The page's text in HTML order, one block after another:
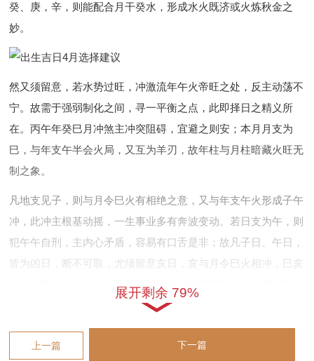
癸、庚，辛，则能配合月干癸水，形成水火既济或火炼秋金之
妙。
然又须留意，若水势过旺，冲激流年午火帝旺之处，反主动荡不
宁。故需于强弱制化之间，寻一平衡之点，此即择日之精义所
在。丙午年癸巳月冲煞主冲突阻碍，宜避之则安；本月月支为
巳，与年支午半会火局，又互为羊刃，故年柱与月柱暗藏火旺无
制之象。
凡地支见子，则与月令巳火有相绝之意，又与年支午火形成子午
冲，此冲主根基动摇，一生事业多有奔波变动。若日支为午，则
犯午午自刑，主内心矛盾，容易有口舌是非；故凡子日、午日，
皆为凶日，断不可取，尤须留意亥日，亥与月令巳火相冲，巳亥
一冲，驿马发动，主人生多漂泊，变动异常剧烈，亦当避之则
丙午年四月择吉之具体干支日辰分开来说及冲煞宜忌
展开剩余 79%
上一篇 下一篇